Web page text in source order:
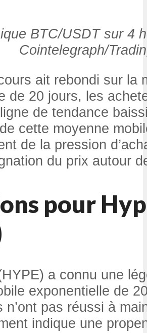
BTC/USDT sur 4
Cointelegraph/
ait rebondi sur la
de 20 jours, les
de tendance
cette moyenne
de la pression
du prix autour
pour
a connu une
exponentielle de
n’ont pas réussi à
indique une